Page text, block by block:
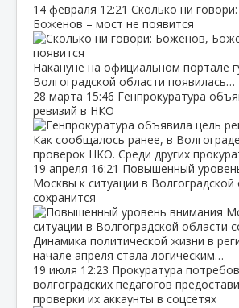
14 февраля 12:21 Сколько ни
Боженов – мост не появится
Накануне на официальном портале
Волгоградской области появилась…
28 марта 15:46 Генпрокуратура
ревизий в НКО
Как сообщалось ранее, в
проверок НКО. Среди других
19 апреля 16:21 Повышенный
Москвы к ситуации в Волгоградской
сохранится
Динамика политической жизни в
начале апреля стала логическим…
19 июля 12:23 Прокуратура
волгоградских педагогов
проверки их аккаунты в соцсетях